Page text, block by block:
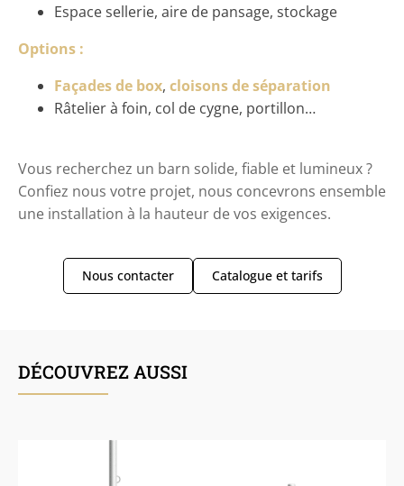
Espace sellerie, aire de pansage, stockage
Options :
Façades de box, cloisons de séparation
Râtelier à foin, col de cygne, portillon…
Vous recherchez un barn solide, fiable et lumineux ?
Confiez nous votre projet, nous concevrons ensemble
une installation à la hauteur de vos exigences.
Nous contacter Catalogue et tarifs
DÉCOUVREZ AUSSI